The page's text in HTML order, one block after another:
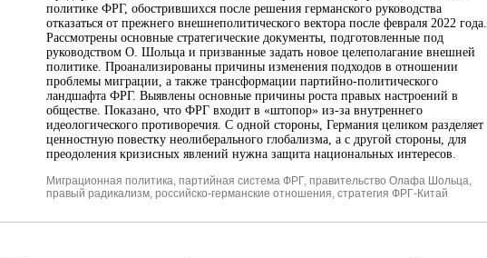
политике ФРГ, обострившихся после решения германского руководства
отказаться от прежнего внешнеполитического вектора после февраля 2022 года.
Рассмотрены основные стратегические документы, подготовленные под
руководством О. Шольца и призванные задать новое целеполагание внешней
политике. Проанализированы причины изменения подходов в отношении
проблемы миграции, а также трансформации партийно-политического
ландшафта ФРГ. Выявлены основные причины роста правых настроений в
обществе. Показано, что ФРГ входит в «штопор» из-за внутреннего
идеологического противоречия. С одной стороны, Германия целиком разделяет
ценностную повестку неолиберального глобализма, а с другой стороны, для
преодоления кризисных явлений нужна защита национальных интересов.
Миграционная политика, партийная система ФРГ, правительство Олафа Шольца,
правый радикализм, российско-германские отношения, стратегия ФРГ-Китай